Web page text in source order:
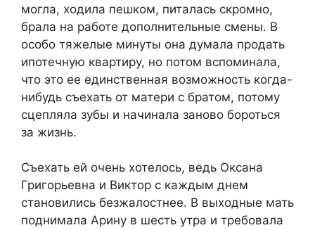
могла, ходила пешком, питалась скромно,
брала на работе дополнительные смены. В
особо тяжелые минуты она думала продать
ипотечную квартиру, но потом вспоминала,
что это ее единственная возможность когда-
нибудь съехать от матери с братом, потому
сцепляла зубы и начинала заново бороться
за жизнь.
Съехать ей очень хотелось, ведь Оксана
Григорьевна и Виктор с каждым днем
становились безжалостнее. В выходные мать
поднимала Арину в шесть утра и требовала